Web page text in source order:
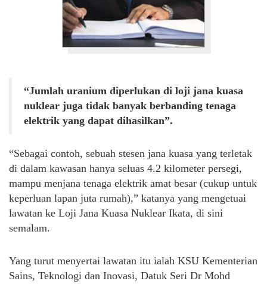
“Jumlah uranium diperlukan di loji jana kuasa
nuklear juga tidak banyak berbanding tenaga
elektrik yang dapat dihasilkan”.
“Sebagai contoh, sebuah stesen jana kuasa yang terletak
di dalam kawasan hanya seluas 4.2 kilometer persegi,
mampu menjana tenaga elektrik amat besar (cukup untuk
keperluan lapan juta rumah),” katanya yang mengetuai
lawatan ke Loji Jana Kuasa Nuklear Ikata, di sini
semalam.
Yang turut menyertai lawatan itu ialah KSU Kementerian
Sains, Teknologi dan Inovasi, Datuk Seri Dr Mohd